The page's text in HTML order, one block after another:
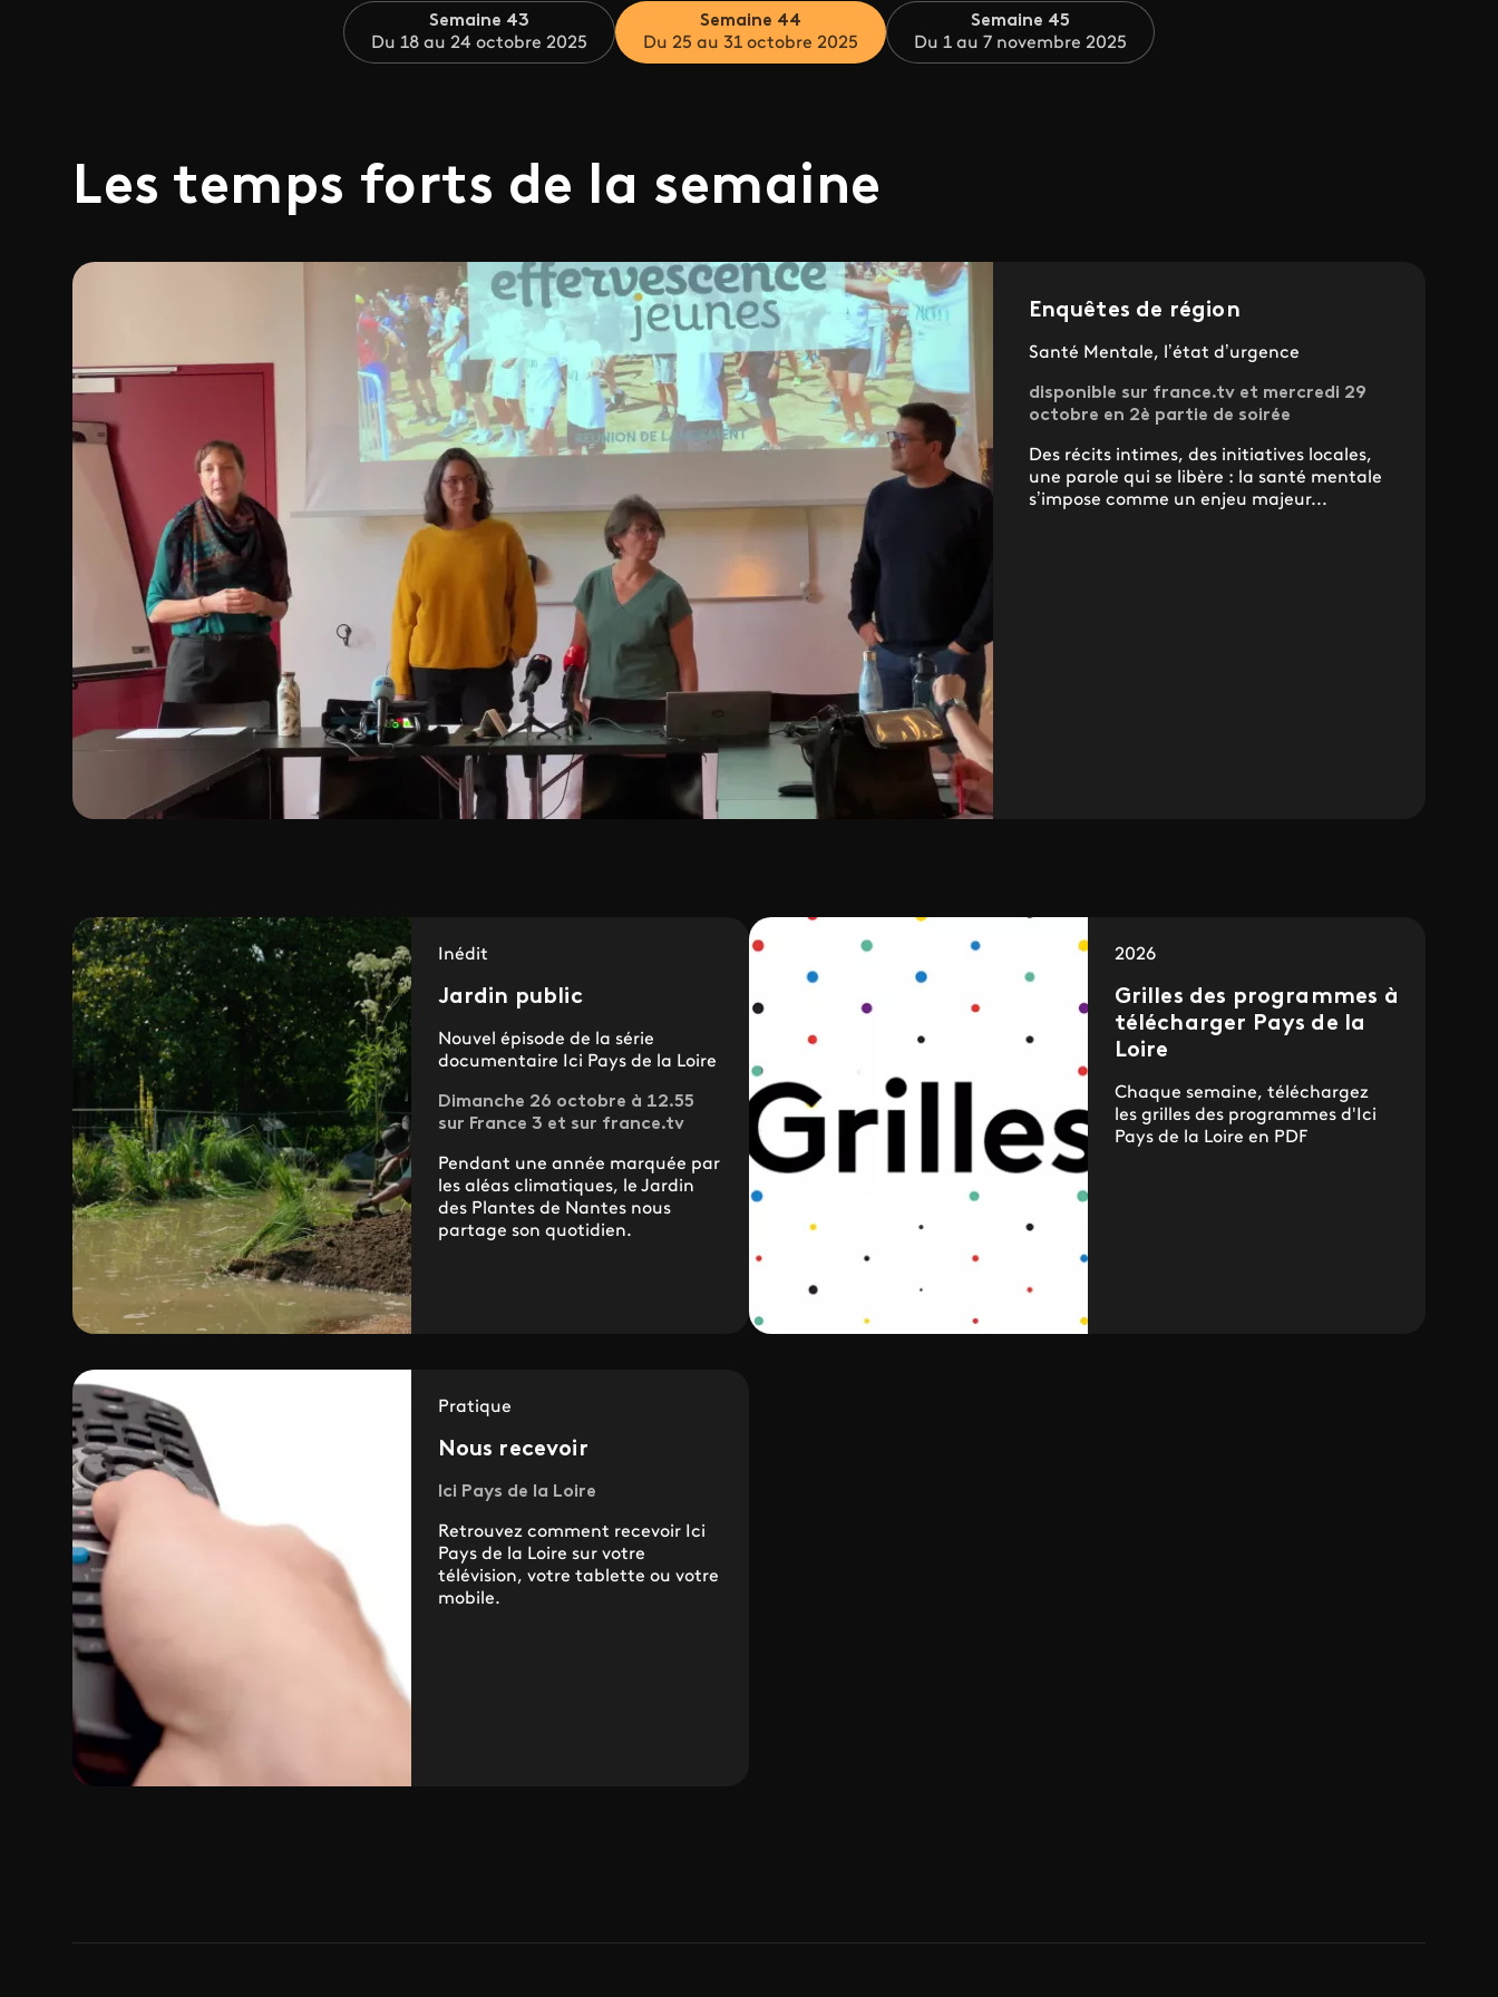
Semaine 43
Du 18 au 24 octobre 2025
Semaine 44
Du 25 au 31 octobre 2025
Semaine 45
Du 1 au 7 novembre 2025
Les temps forts de la semaine
Enquêtes de région
Santé Mentale, l’état d’urgence
disponible sur france.tv et mercredi 29
octobre en 2è partie de soirée
Des récits intimes, des initiatives locales,
une parole qui se libère : la santé mentale
s’impose comme un enjeu majeur...
Inédit
Jardin public
Nouvel épisode de la série
documentaire Ici Pays de la Loire
Dimanche 26 octobre à 12.55
sur France 3 et sur france.tv
Pendant une année marquée par
les aléas climatiques, le Jardin
des Plantes de Nantes nous
partage son quotidien.
2026
Grilles des programmes à
télécharger Pays de la
Loire
Chaque semaine, téléchargez
les grilles des programmes d'Ici
Pays de la Loire en PDF
Pratique
Nous recevoir
Ici Pays de la Loire
Retrouvez comment recevoir Ici
Pays de la Loire sur votre
télévision, votre tablette ou votre
mobile.